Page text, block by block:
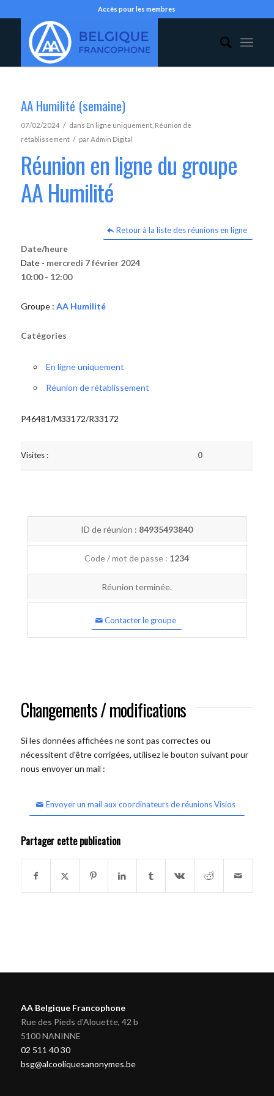
Accès pour les membres
AA Humilité (semaine)
07/02/2024 / dans En ligne uniquement, Réunion de
rétablissement / parAdmin Digital
Réunion en ligne du groupe
AA Humilité
Retour à la liste des réunions en ligne
Date/heure
Date - mercredi 7 février 2024
10:00 - 12:00
Groupe : AA Humilité
Catégories
En ligne uniquement
Réunion de rétablissement
P46481/M33172/R33172
Visites : 0
ID de réunion : 84935493840
Code / mot de passe : 1234
Réunion terminée.
Contacter le groupe
Changements / modifications
Si les données affichées ne sont pas correctes ou
nécessitent d'être corrigées, utilisez le bouton suivant pour
nous envoyer un mail :
Envoyer un mail aux coordinateurs de réunions Visios
Partager cette publication
AA Belgique Francophone
Rue des Pieds d'Alouette, 42 b
5100 NANINNE
02 511 40 30
bsg@alcooliquesanonymes.be